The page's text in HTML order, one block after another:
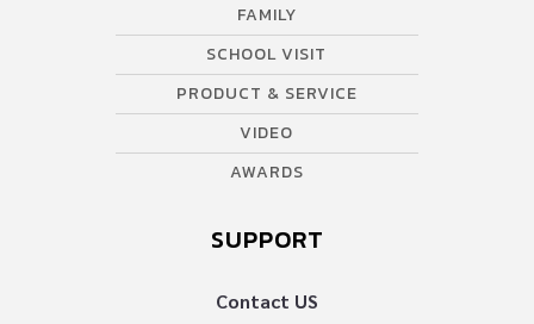
FAMILY
SCHOOL VISIT
PRODUCT & SERVICE
VIDEO
AWARDS
SUPPORT
Contact US